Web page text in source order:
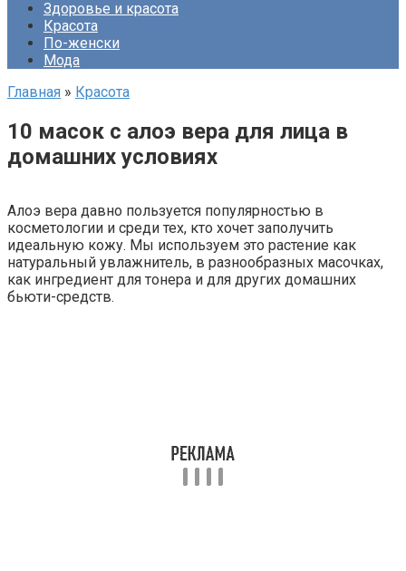
Здоровье и красота
Красота
По-женски
Мода
Главная » Красота
10 масок с алоэ вера для лица в
домашних условиях
Алоэ вера давно пользуется популярностью в
косметологии и среди тех, кто хочет заполучить
идеальную кожу. Мы используем это растение как
натуральный увлажнитель, в разнообразных масочках,
как ингредиент для тонера и для других домашних
бьюти-средств.